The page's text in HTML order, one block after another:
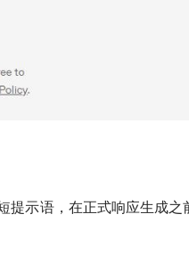
提示语，在正式响应生成之